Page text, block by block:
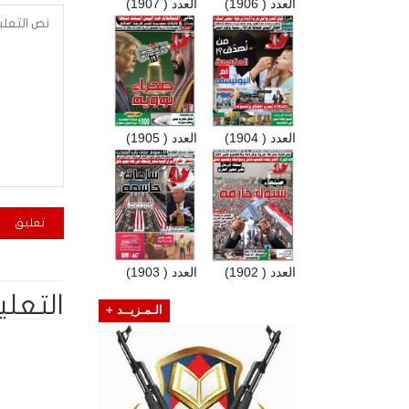
العدد ( 1907) العدد ( 1906)
العدد ( 1905) العدد ( 1904)
العدد ( 1903) العدد ( 1902)
الـمـزيــد +